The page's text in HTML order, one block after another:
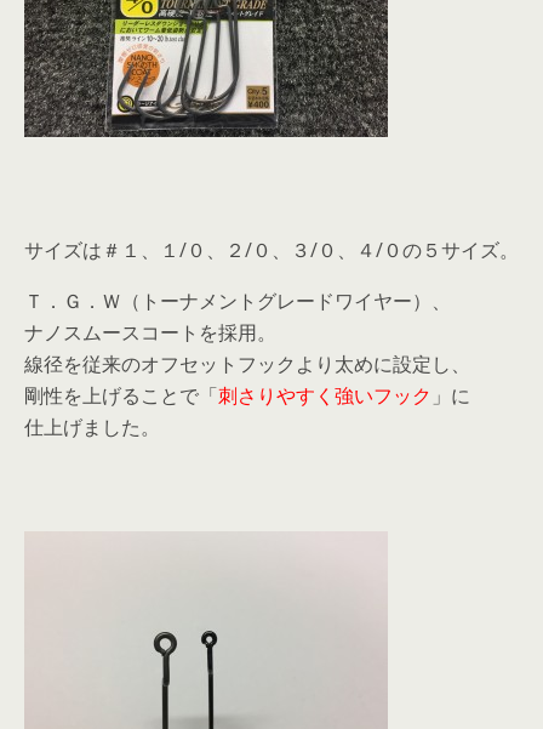
サイズは＃１、１/０、２/０、３/０、４/０の５サイズ。
Ｔ．Ｇ．Ｗ（トーナメントグレードワイヤー）、
ナノスムースコートを採用。
線径を従来のオフセットフックより太めに設定し、
剛性を上げることで「刺さりやすく強いフック 」に
仕上げました。